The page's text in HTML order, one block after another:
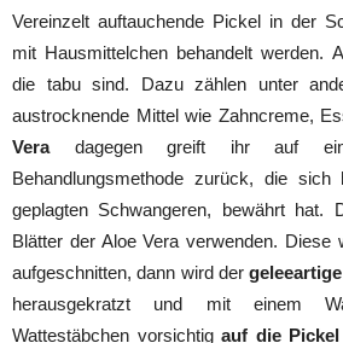
Vereinzelt auftauchende Pickel in der
mit Hausmittelchen behandelt werden.
die tabu sind. Dazu zählen unter
austrocknende Mittel wie Zahncreme,
Veradagegen greift ihr auf
Behandlungsmethode zurück, die
geplagten Schwangeren, bewährt hat.
Blätter der Aloe Vera verwenden. Diese
aufgeschnitten, dann wird der
herausgekratzt und mit einem
Wattestäbchen vorsichtigauf die